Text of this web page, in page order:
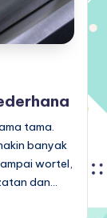
tama.
banyak
wortel,
dan…